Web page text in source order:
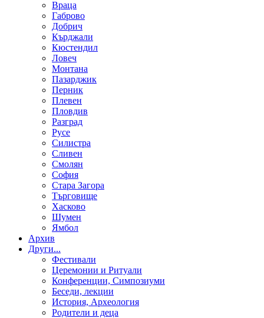
Враца
Габрово
Добрич
Кърджали
Кюстендил
Ловеч
Монтана
Пазарджик
Перник
Плевен
Пловдив
Разград
Русе
Силистра
Сливен
Смолян
София
Стара Загора
Търговище
Хасково
Шумен
Ямбол
Aрхив
Други...
Фестивали
Церемонии и Ритуали
Конференции, Симпозиуми
Беседи, лекции
История, Археология
Родители и деца